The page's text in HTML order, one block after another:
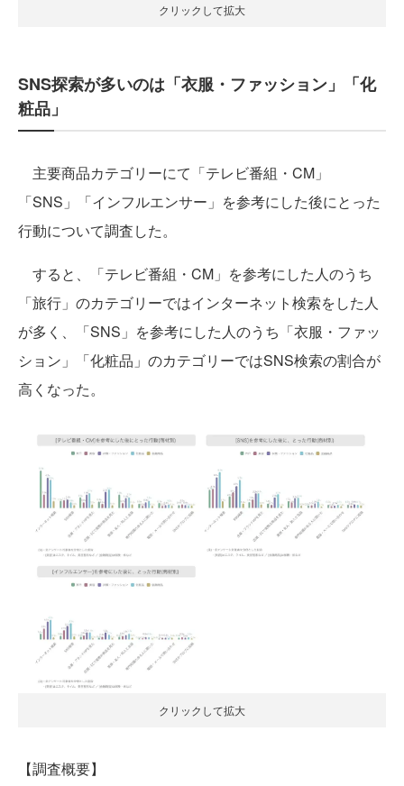
クリックして拡大
SNS探索が多いのは「衣服・ファッション」「化
粧品」
主要商品カテゴリーにて「テレビ番組・CM」
「SNS」「インフルエンサー」を参考にした後にとった
行動について調査した。
すると、「テレビ番組・CM」を参考にした人のうち
「旅行」のカテゴリーではインターネット検索をした人
が多く、「SNS」を参考にした人のうち「衣服・ファッ
ション」「化粧品」のカテゴリーではSNS検索の割合が
高くなった。
クリックして拡大
【調査概要】